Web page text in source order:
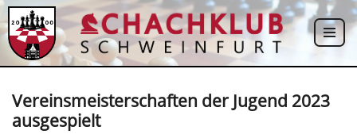
Zum
Inhalt
Vereinsmeisterschaften der Jugend 2023
ausgespielt